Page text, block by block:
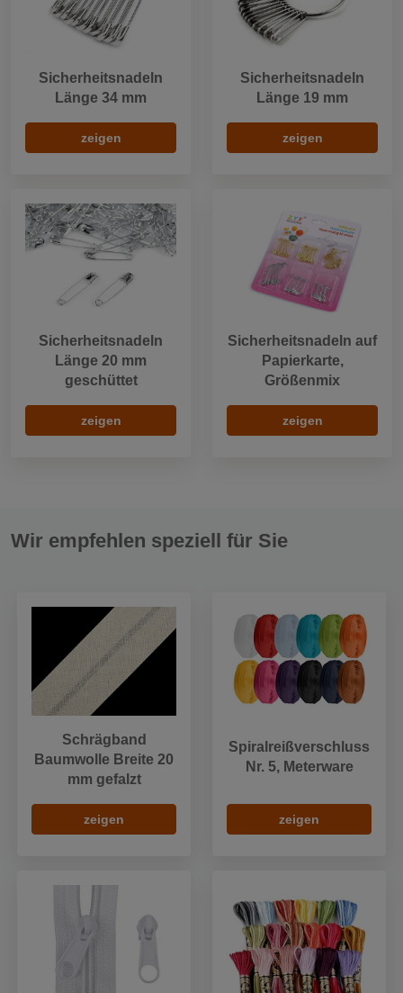
Sicherheitsnadeln
Länge 34 mm
zeigen
Sicherheitsnadeln
Länge 19 mm
zeigen
Sicherheitsnadeln
Länge 20 mm
geschüttet
zeigen
Sicherheitsnadeln auf
Papierkarte,
Größenmix
zeigen
Wir empfehlen speziell für Sie
Schrägband
Baumwolle Breite 20
mm gefalzt
zeigen
Spiralreißverschluss
Nr. 5, Meterware
zeigen